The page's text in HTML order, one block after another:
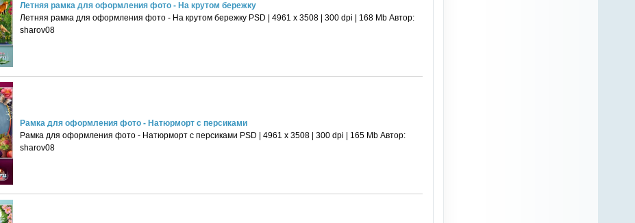
Летняя рамка для оформления фото - На крутом бережку
Летняя рамка для оформления фото - На крутом бережку PSD | 4961 х 3508 | 300 dpi | 168 Mb Автор:
sharov08
Рамка для оформления фото - Натюрморт с персиками
Рамка для оформления фото - Натюрморт с персиками PSD | 4961 х 3508 | 300 dpi | 165 Mb Автор:
sharov08